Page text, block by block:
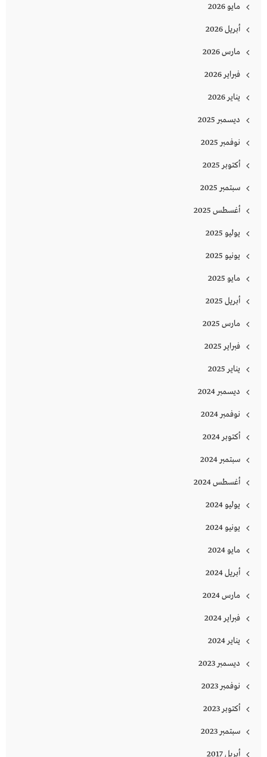
مايو 2026
أبريل 2026
مارس 2026
فبراير 2026
يناير 2026
ديسمبر 2025
نوفمبر 2025
أكتوبر 2025
سبتمبر 2025
أغسطس 2025
يوليو 2025
يونيو 2025
مايو 2025
أبريل 2025
مارس 2025
فبراير 2025
يناير 2025
ديسمبر 2024
نوفمبر 2024
أكتوبر 2024
سبتمبر 2024
أغسطس 2024
يوليو 2024
يونيو 2024
مايو 2024
أبريل 2024
مارس 2024
فبراير 2024
يناير 2024
ديسمبر 2023
نوفمبر 2023
أكتوبر 2023
سبتمبر 2023
أبريل 2017